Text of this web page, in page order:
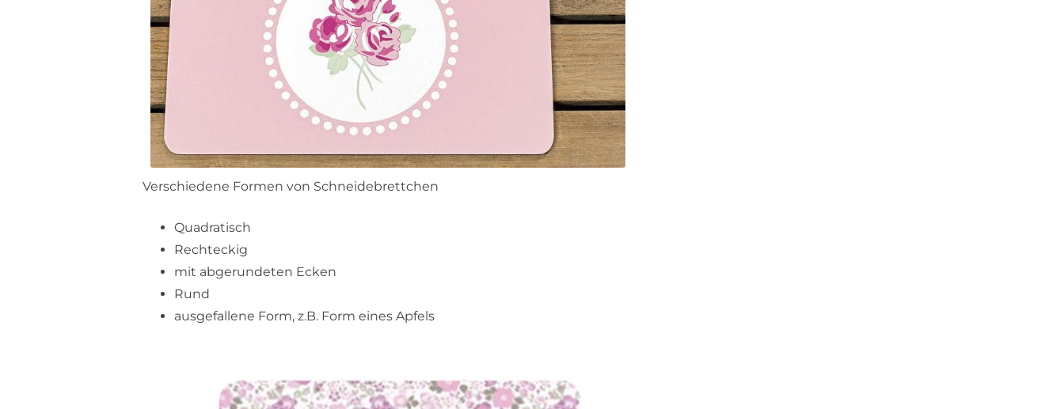
Verschiedene Formen von Schneidebrettchen
Quadratisch
Rechteckig
mit abgerundeten Ecken
Rund
ausgefallene Form, z.B. Form eines Apfels